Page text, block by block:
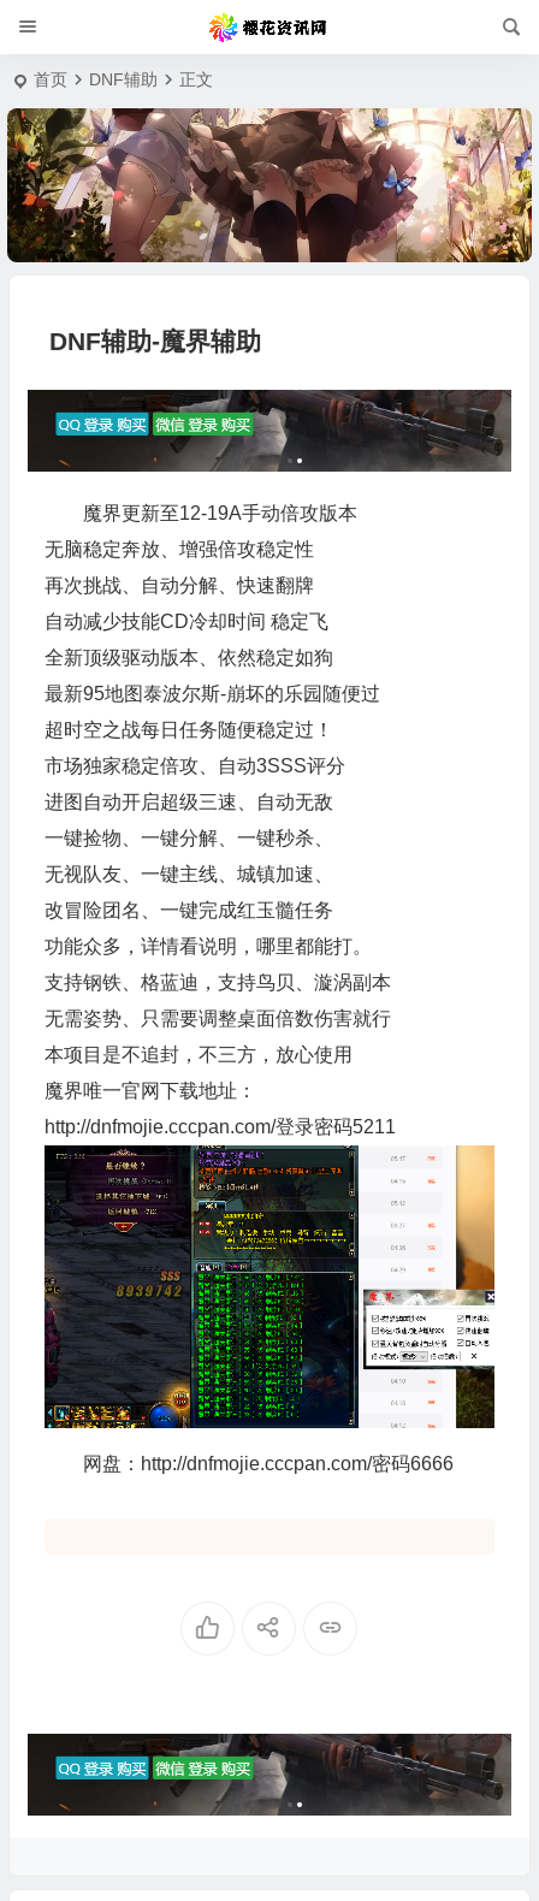
首页 DNF辅助 正文
DNF辅助-魔界辅助
魔界更新至12-19A手动倍攻版本
无脑稳定奔放、增强倍攻稳定性
再次挑战、自动分解、快速翻牌
自动减少技能CD冷却时间 稳定飞
全新顶级驱动版本、依然稳定如狗
最新95地图泰波尔斯-崩坏的乐园随便过
超时空之战每日任务随便稳定过！
市场独家稳定倍攻、自动3SSS评分
进图自动开启超级三速、自动无敌
一键捡物、一键分解、一键秒杀、
无视队友、一键主线、城镇加速、
改冒险团名、一键完成红玉髓任务
功能众多，详情看说明，哪里都能打。
支持钢铁、格蓝迪，支持鸟贝、漩涡副本
无需姿势、只需要调整桌面倍数伤害就行
本项目是不追封，不三方，放心使用
魔界唯一官网下载地址：
http://dnfmojie.cccpan.com/登录密码5211
网盘：http://dnfmojie.cccpan.com/密码6666